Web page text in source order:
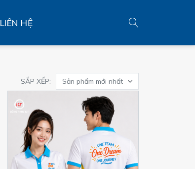
LIÊN HỆ
SẮP XẾP: Sản phẩm mới nhất